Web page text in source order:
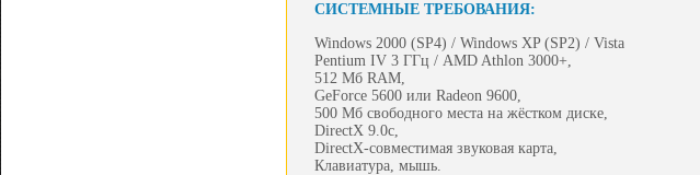
СИСТЕМНЫЕ ТРЕБОВАНИЯ:
Windows 2000 (SP4) / Windows XP (SP2) / Vista
Pentium IV 3 ГГц / AMD Athlon 3000+,
512 Мб RAM,
GeForce 5600 или Radeon 9600,
500 Мб свободного места на жёстком диске,
DirectX 9.0c,
DirectX-совместимая звуковая карта,
Клавиатура, мышь.